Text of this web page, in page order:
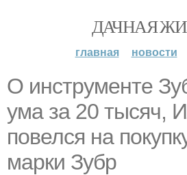
ДАЧНАЯ
главная новости
О инструменте
ума за 20 тысяч,
повелся на
марки Зубр